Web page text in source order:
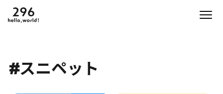
#スニペット